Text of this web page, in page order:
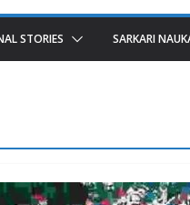
STORIES SARKARI